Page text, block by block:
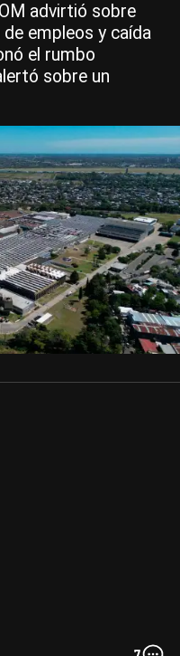
advirtió sobre
empleos y caída
el rumbo
sobre un